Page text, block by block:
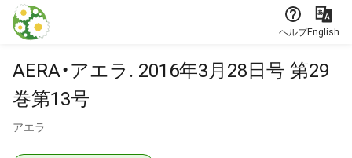
本文に飛ぶ
ヘルプEnglish
AERA・アエラ. 2016年3月28日号 第29
巻第13号
アエラ